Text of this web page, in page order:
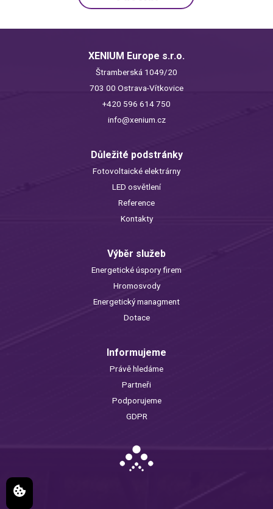
XENIUM Europe s.r.o.
Štramberská 1049/20
703 00 Ostrava-Vítkovice
+420 596 614 750
info@xenium.cz
Důležité podstránky
Fotovoltaické elektrárny
LED osvětlení
Reference
Kontakty
Výběr služeb
Energetické úspory firem
Hromosvody
Energetický managment
Dotace
Informujeme
Právě hledáme
Partneři
Podporujeme
GDPR